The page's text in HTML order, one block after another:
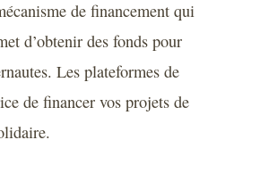
de financement qui
d’obtenir des fonds pour
Les plateformes de
de financer vos projets de